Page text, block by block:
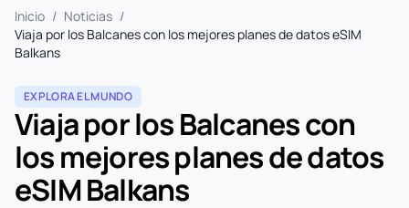
Inicio / Noticias /
Viaja por los Balcanes con los mejores planes de datos eSIM
Balkans
EXPLORA EL MUNDO
Viaja por los Balcanes con
los mejores planes de datos
eSIM Balkans